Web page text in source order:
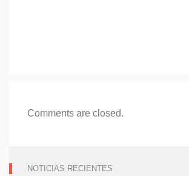
Comments are closed.
NOTICIAS RECIENTES